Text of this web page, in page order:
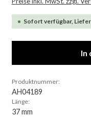
Sofort verfügbar,
In
Produktnummer:
AH04189
Länge:
37 mm